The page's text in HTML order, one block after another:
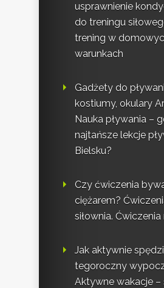
usprawnienie
do treningu
trening w
warunkach
Gadżety do
kostiumy, okulary
Nauka pływania –
najtańsze lekcje
Bielsku?
Czy ćwiczenia
ciężarem?
siłownia.
Jak aktywnie
tegoroczny
Aktywne wakacje –